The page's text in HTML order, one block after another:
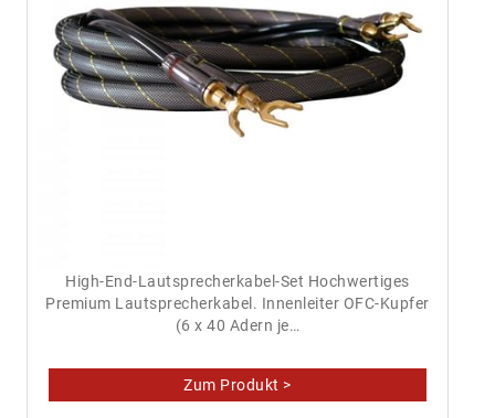
High-End-Lautsprecherkabel-Set Hochwertiges
Premium Lautsprecherkabel. Innenleiter OFC-Kupfer
(6 x 40 Adern je…